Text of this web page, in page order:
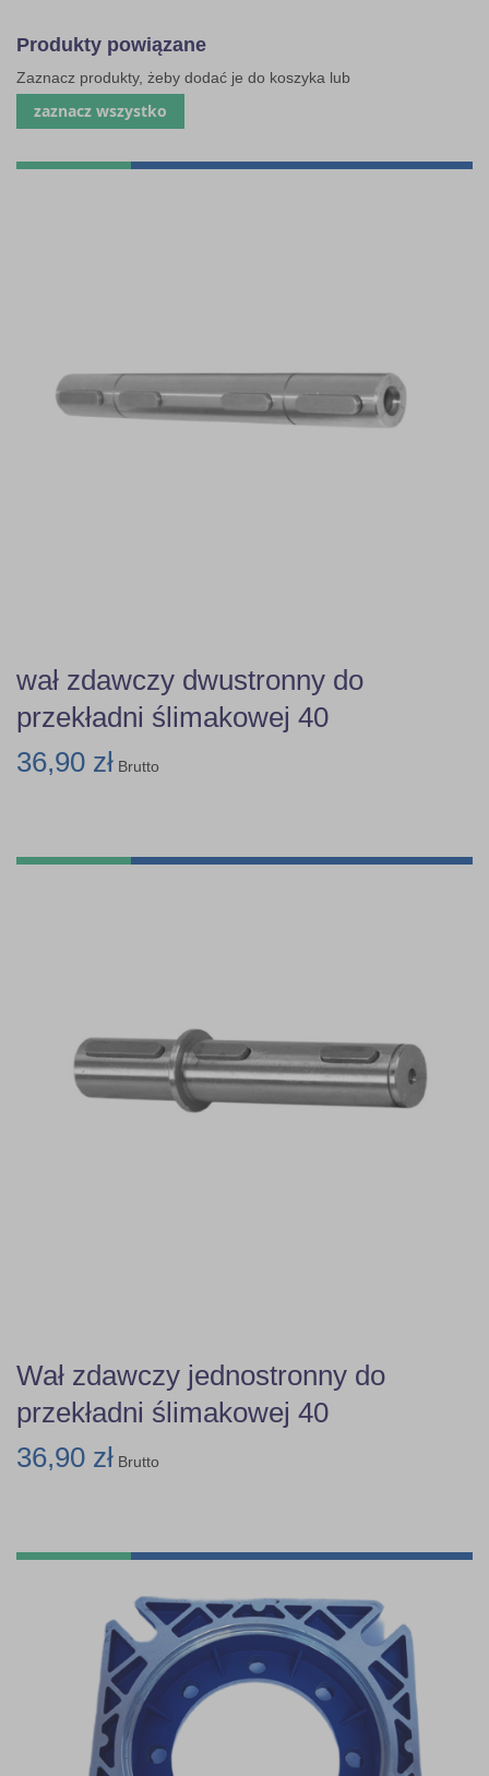
Produkty powiązane
Zaznacz produkty, żeby dodać je do koszyka lub
zaznacz wszystko
wał zdawczy dwustronny do
przekładni ślimakowej 40
36,90 zł Brutto
Wał zdawczy jednostronny do
przekładni ślimakowej 40
36,90 zł Brutto